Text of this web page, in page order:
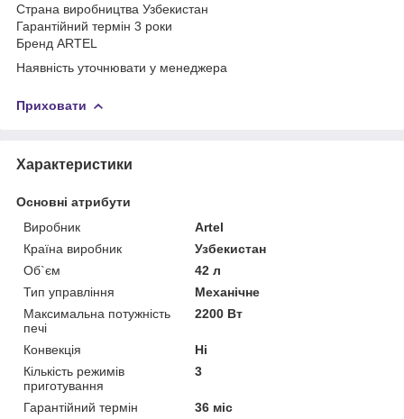
Страна виробництва Узбекистан
Гарантійний термін 3 роки
Бренд ARTEL
Наявність уточнювати у менеджера
Приховати
Характеристики
Основні атрибути
Виробник
Artel
Країна виробник
Узбекистан
Об`єм
42 л
Тип управління
Механічне
Максимальна потужність
печі
2200 Вт
Конвекція
Ні
Кількість режимів
приготування
3
Гарантійний термін
36 міс